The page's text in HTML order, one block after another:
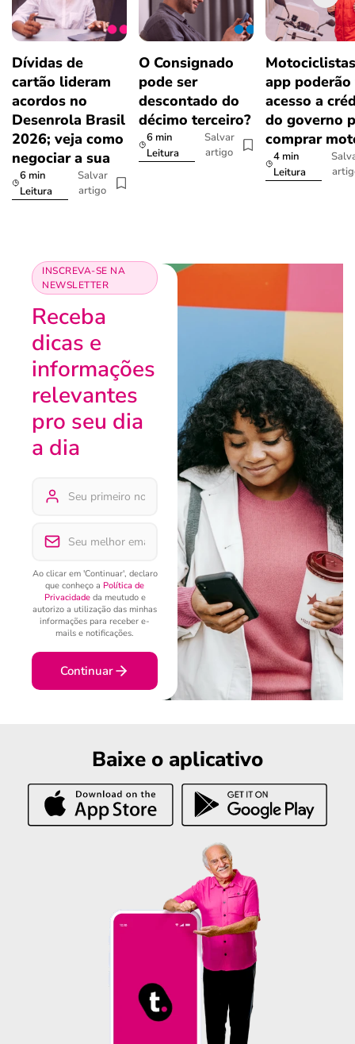
Dívidas de
cartão lideram
acordos no
Desenrola Brasil
2026; veja como
negociar a sua
6 min
Leitura
Salvar
artigo
O Consignado
pode ser
descontado do
décimo terceiro?
6 min
Leitura
Salvar
artigo
app
acesso a
do governo
comprar
4 min
Leitura
INSCREVA-SE NA
NEWSLETTER
Receba
dicas e
informações
relevantes
pro seu dia
a dia
Ao clicar em 'Continuar', declaro
que conheço a Política de
Privacidadeda meutudo e
autorizo a utilização das minhas
informações para receber e-
mails e notificações.
Continuar
Baixe o aplicativo